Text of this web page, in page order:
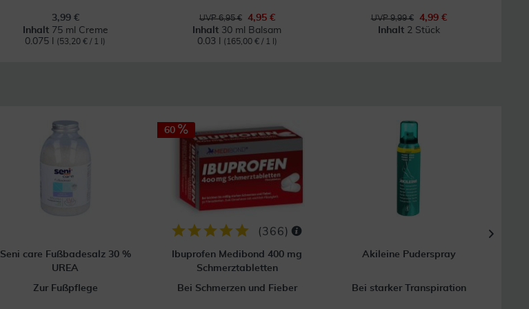
3,99 €
Inhalt 75 ml Creme
0.075 l
(53,20 € / 1 l)
UVP 6,95 €
4,95 €
Inhalt 30 ml Balsam
0.03 l
(165,00 € / 1 l)
UVP 9,99 €
4,99 €
Inhalt 2 Stück
Seni care Fußbadesalz 30 %
UREA
Zur Fußpflege
60
(366)
Ibuprofen Medibond 400 mg
Schmerztabletten
Bei Schmerzen und Fieber
Akileine Puderspray
Bei starker Transpiration